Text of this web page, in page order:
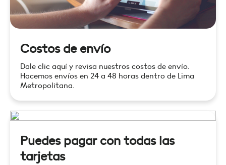
Costos de envío
Dale clic aquí y revisa nuestros costos de envío.
Hacemos envíos en 24 a 48 horas dentro de Lima
Metropolitana.
Puedes pagar con todas las
tarjetas